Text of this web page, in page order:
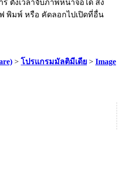
ตั้งเวลาจับภาพหน้าจอได้ ส่ง
พิมพ์ หรือ คัดลอกไปเปิดที่อื่น
> โปรแกรมมัลติมีเดีย > Image